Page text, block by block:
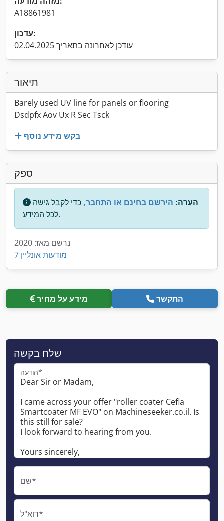
A18861981
עדכון:
עודכן לאחרונה בתאריך 02.04.2025
תיאור
Barely used UV line for panels or flooring
Dsdpfx Aov Ux R Sec Tsck
בקש מידע נוסף
ספק
הערה: הירשם בחינם או התחבר, כדי לקבל גישה
לכל המידע.
נרשם מאז: 2020
7 מודעות אונליין
מידע על מחיר התקשר
שלח בקשה
הודעה*
שם*
דוא"ל*